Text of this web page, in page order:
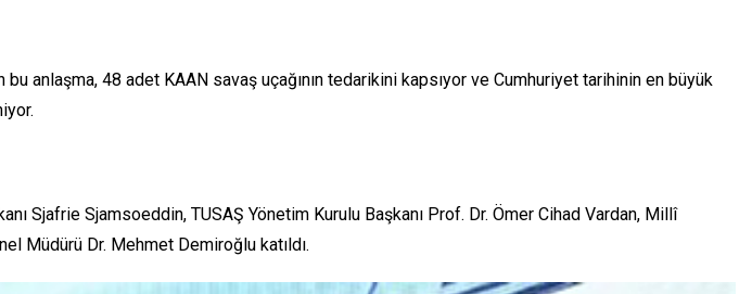
anlaşma, 48 adet KAAN savaş uçağının tedarikini kapsıyor ve Cumhuriyet tarihinin en büyük
Sjafrie Sjamsoeddin, TUSAŞ Yönetim Kurulu Başkanı Prof. Dr. Ömer Cihad Vardan, Millî
Müdürü Dr. Mehmet Demiroğlu katıldı.